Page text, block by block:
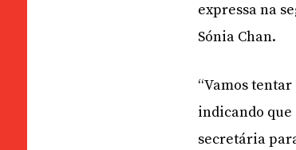
expressa na
Sónia Chan.
“Vamos
indicando que
secretária